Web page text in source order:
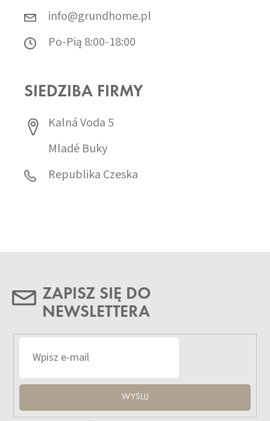
info@grundhome.pl
Po-Pią 8:00-18:00
SIEDZIBA FIRMY
Kalná Voda 5
Mladé Buky
Republika Czeska
ZAPISZ SIĘ DO
NEWSLETTERA
WYŚLIJ